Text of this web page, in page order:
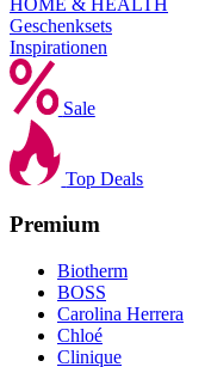
HOME & HEALTH
Geschenksets
Inspirationen
Sale
Top Deals
Premium
Biotherm
BOSS
Carolina Herrera
Chloé
Clinique